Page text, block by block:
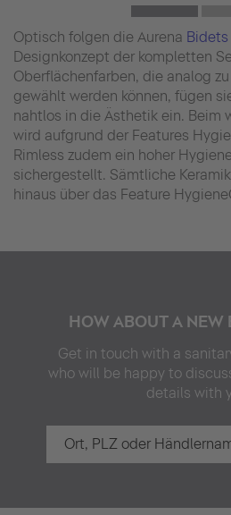
Optisch folgen die Aurena Bidets
Designkonzept der kompletten
Oberflächenfarben, die analog
gewählt werden können, fügen
nahtlos in die Ästhetik ein. Beim
wird aufgrund der Features
Rimless zudem ein hoher
sichergestellt. Sämtliche
hinaus über das Feature
HOW ABOUT A NEW
Get in touch with a
who will be happy to
details with